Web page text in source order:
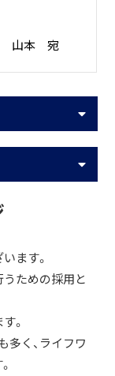
山本 宛
ます。
ための採用と
。
多く、ライフワ